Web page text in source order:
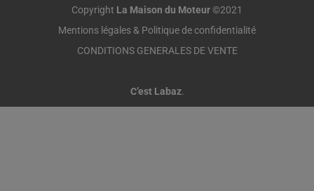
Copyright La Maison du Moteur©2021
Mentions légales & Politique de confidentialité
CONDITIONS GENERALES DE VENTE
C’est Labaz.